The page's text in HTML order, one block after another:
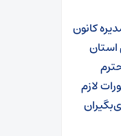
کانون
لازم